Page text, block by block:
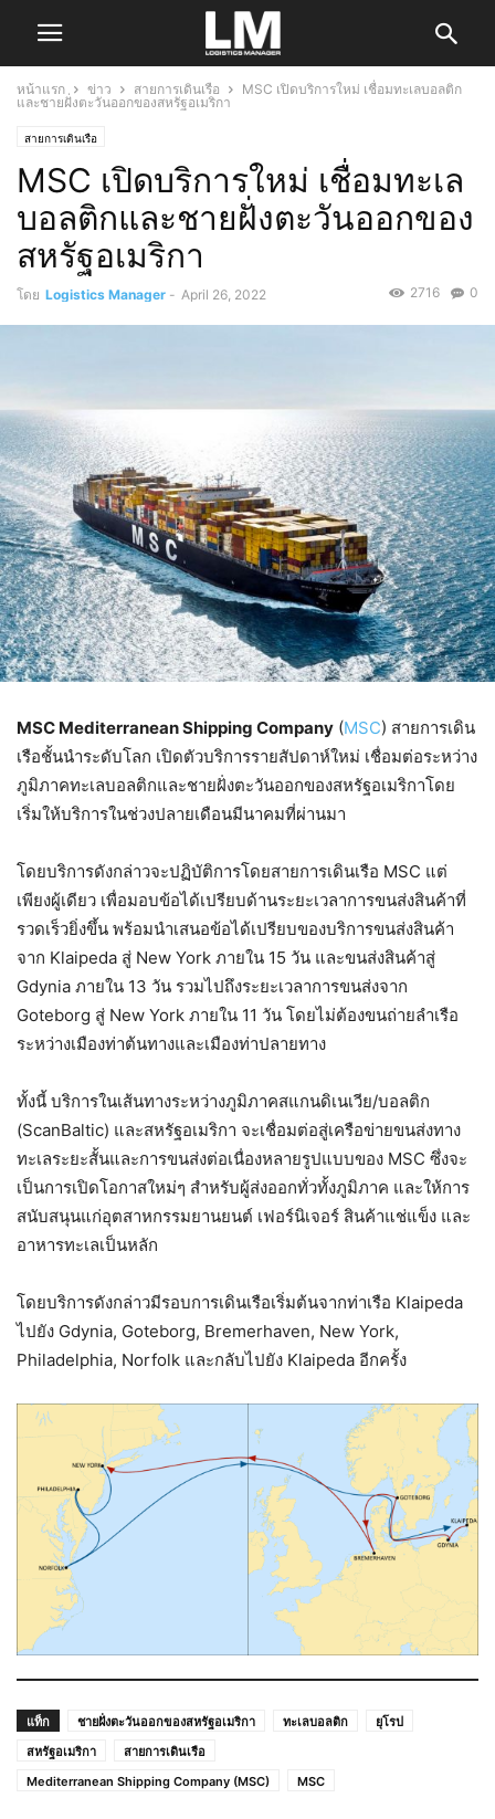
หน้าแรก ข่าว สายการเดินเรือ
MSC เปิดบริการใหม่ เชื่อมทะเลบอลติก
และชายฝั่งตะวันออกของสหรัฐอเมริกา
สายการเดินเรือ
MSC เปิดบริการใหม่ เชื่อมทะเล
บอลติกและชายฝั่งตะวันออกของ
สหรัฐอเมริกา
โดย Logistics Manager - April 26, 2022 0
2716
MSC Mediterranean Shipping Company (MSC) สายการเดิน
เรือชั้นนำระดับโลก เปิดตัวบริการรายสัปดาห์ใหม่ เชื่อมต่อระหว่าง
ภูมิภาคทะเลบอลติกและชายฝั่งตะวันออกของสหรัฐอเมริกาโดย
เริ่มให้บริการในช่วงปลายเดือนมีนาคมที่ผ่านมา
โดยบริการดังกล่าวจะปฏิบัติการโดยสายการเดินเรือ MSC แต่
เพียงผู้เดียว เพื่อมอบข้อได้เปรียบด้านระยะเวลาการขนส่งสินค้าที่
รวดเร็วยิ่งขึ้น พร้อมนำเสนอข้อได้เปรียบของบริการขนส่งสินค้า
จาก Klaipeda สู่ New York ภายใน 15 วัน และขนส่งสินค้าสู่
Gdynia ภายใน 13 วัน รวมไปถึงระยะเวลาการขนส่งจาก
Goteborg สู่ New York ภายใน 11 วัน โดยไม่ต้องขนถ่ายลำเรือ
ระหว่างเมืองท่าต้นทางและเมืองท่าปลายทาง
ทั้งนี้ บริการในเส้นทางระหว่างภูมิภาคสแกนดิเนเวีย/บอลติก
(ScanBaltic) และสหรัฐอเมริกา จะเชื่อมต่อสู่เครือข่ายขนส่งทาง
ทะเลระยะสั้นและการขนส่งต่อเนื่องหลายรูปแบบของ MSC ซึ่งจะ
เป็นการเปิดโอกาสใหม่ๆ สำหรับผู้ส่งออกทั่วทั้งภูมิภาค และให้การ
สนับสนุนแก่อุตสาหกรรมยานยนต์ เฟอร์นิเจอร์ สินค้าแช่แข็ง และ
อาหารทะเลเป็นหลัก
โดยบริการดังกล่าวมีรอบการเดินเรือเริ่มต้นจากท่าเรือ Klaipeda
ไปยัง Gdynia, Goteborg, Bremerhaven, New York,
Philadelphia, Norfolk และกลับไปยัง Klaipeda อีกครั้ง
แท็ก ชายฝั่งตะวันออกของสหรัฐอเมริกา ทะเลบอลติก
ยุโรป
สหรัฐอเมริกา
สายการเดินเรือ
Mediterranean Shipping Company (MSC)
MSC